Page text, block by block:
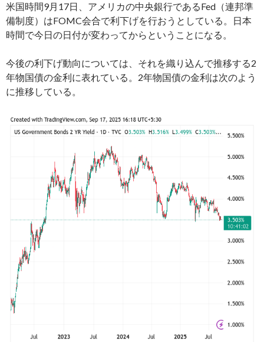
米国時間9月17日、アメリカの中央銀行であるFed（連邦準
備制度）はFOMC会合で利下げを行おうとしている。日本
時間で今日の日付が変わってからということになる。
今後の利下げ動向については、それを織り込んで推移する2
年物国債の金利に表れている。2年物国債の金利は次のよう
に推移している。